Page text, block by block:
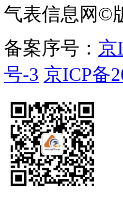
气表信息网©
备案序号： 京
号-3 京ICP备